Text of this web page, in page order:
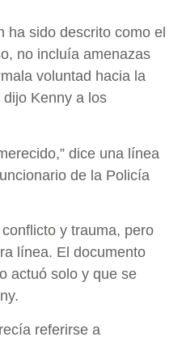
ha sido descrito como el
no incluía amenazas
voluntad hacia la
dijo Kenny a los
dice una línea
de la Policía
y trauma, pero
línea. El documento
actuó solo y que se
referirse a